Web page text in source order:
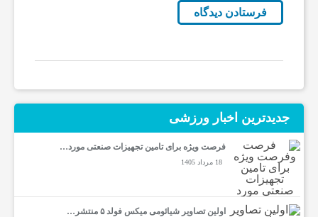
جدیدترین‌ اخبار ورزشی
فرصت ویژه برای تامین تجهیزات صنعتی مورد…
18 مرداد 1405
اولین تصاویر شیائومی میکس فولد ۵ منتشر…